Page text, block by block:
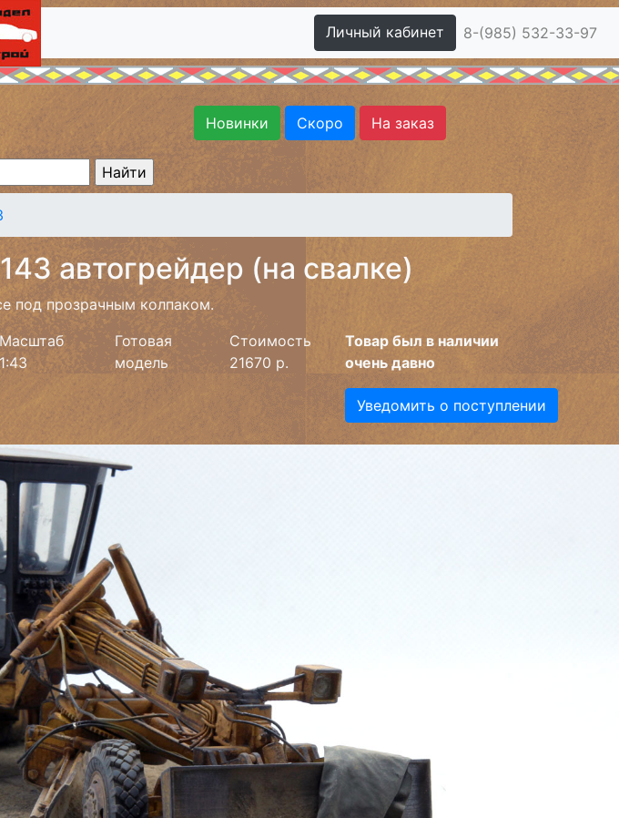
Личный кабинет 8-(985) 532-33-97
Новинки Скоро На заказ
автогрейдер (на свалке)
под прозрачным колпаком.
Масштаб
1:43
Готовая
модель
Стоимость
21670 р.
Товар был в наличии
очень давно
Уведомить о поступлении